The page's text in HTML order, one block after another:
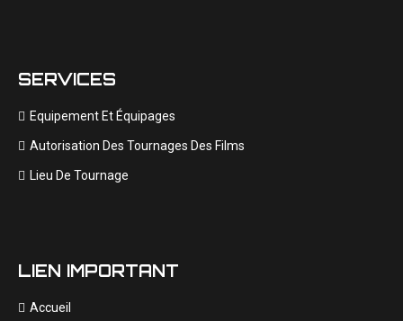
SERVICES
Equipement Et Équipages
Autorisation Des Tournages Des Films
Lieu De Tournage
LIEN IMPORTANT
Accueil